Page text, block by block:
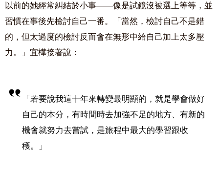
以前的她經常糾結於小事——像是試鏡沒被選上等等，並
習慣在事後先檢討自己一番。「當然，檢討自己不是錯
的，但太過度的檢討反而會在無形中給自己加上太多壓
力。」宜樺接著說：
「若要說我這十年來轉變最明顯的，就是學會做好
自己的本分，有時間時去加強不足的地方、有新的
機會就努力去嘗試，是旅程中最大的學習跟收
穫。」